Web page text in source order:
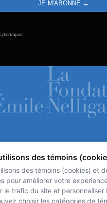
LA FONDATION
HISTORIQUE
des témoins
des témoins (cookies) et
pour améliorer votre
le trafic du site et personnaliser
choisir les catégories de